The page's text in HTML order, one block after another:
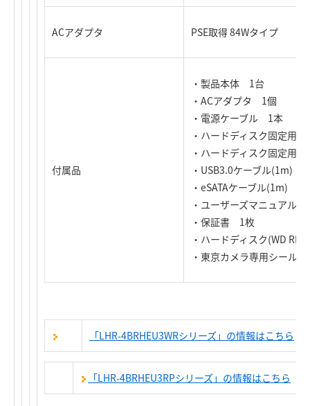
ACアダプタ PSE取得 84Wタイプ
付属品
・製品本体 1台
・ACアダプタ 1個
・電源ケーブル 1本
・ハードディスク固定用
・ハードディスク固定用
・USB3.0ケーブル(1m) 1
・eSATAケーブル(1m) 1
・ユーザーズマニュアル
・保証書 1枚
・ハードディスク(WD
・東京カメラ専用シール
「LHR-4BRHEU3WRシリーズ」の情報はこちら
「LHR-4BRHEU3RPシリーズ」の情報はこちら